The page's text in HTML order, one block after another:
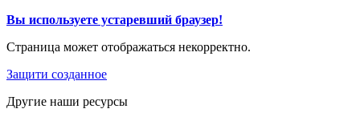
Вы используете устаревший браузер!
Страница может отображаться некорректно.
Защити созданное
Другие наши ресурсы